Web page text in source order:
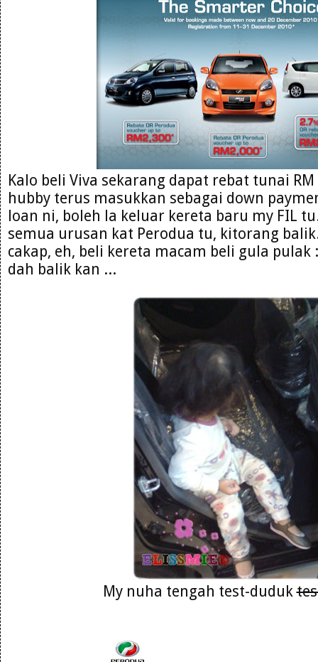
Kalo beli Viva sekarang dapat rebat tunai RM
hubby terus masukkan sebagai down
loan ni, boleh la keluar kereta baru my FIL
semua urusan kat Perodua tu, kitorang
cakap, eh, beli kereta macam beli gula pulak
dah balik kan ...
My nuha tengah test-duduk